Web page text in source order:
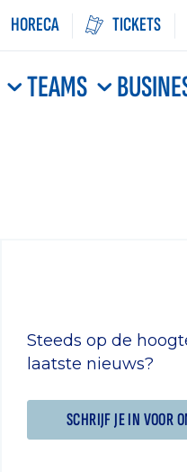
HORECA TICKETS
TEAMS
Steeds op de
laatste nieuws?
SCHRIJF JE IN VOOR